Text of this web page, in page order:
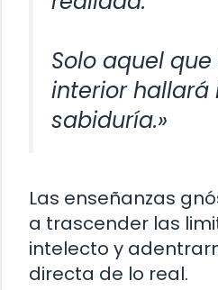
Solo aquel
interior
sabiduría.»
Las enseñanzas
a trascender las
intelecto y
directa de lo real.